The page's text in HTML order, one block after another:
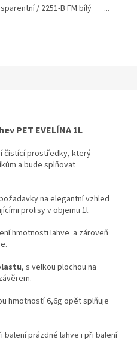
/ 2251-B FM bílý ...
PET EVELÍNA 1L
čistící prostředky, který
a bude splňovat
na elegantní vzhled
prolisy v objemu 1l.
hmotnosti lahve a zároveň
, s velkou plochou na
hmotností 6,6g opět splňuje
balení prázdné lahve i při balení